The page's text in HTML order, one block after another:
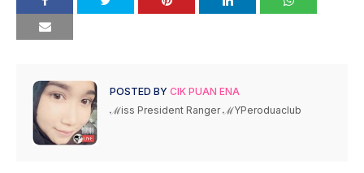
POSTED BY CIK PUAN ENA
ℳiss President Ranger ℳYPeroduaclub